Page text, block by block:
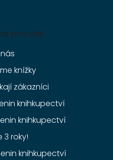
pro vás
knížky
zákazníci
knihkupectví
knihkupectví
3 roky!
knihkupectví